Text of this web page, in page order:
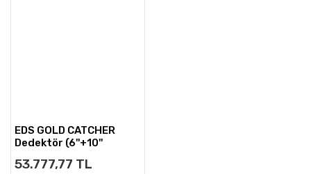
EDS GOLD CATCHER
Dedektör (6''+10''
53.777,77 TL